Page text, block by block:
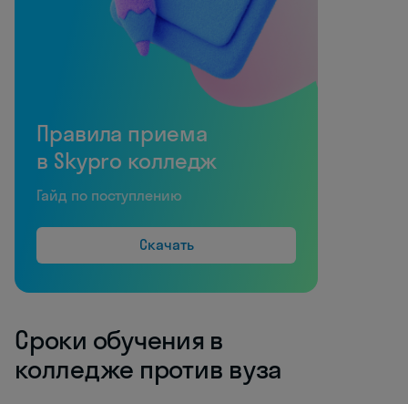
Правила приема
в Skypro колледж
Гайд по поступлению
Скачать
Сроки обучения в
колледже против вуза